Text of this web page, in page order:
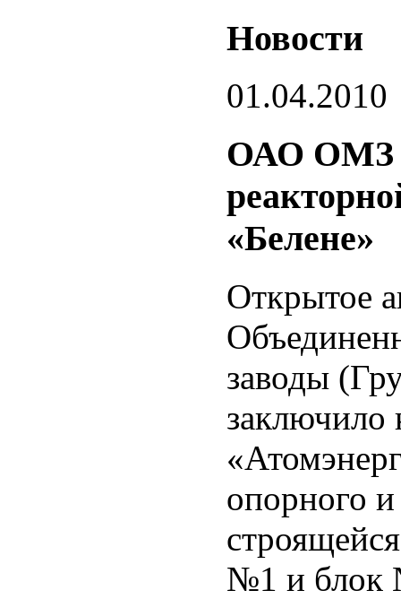
Новости
01.04.2010
ОАО ОМЗ
«Белене»
Открытое
заводы
заключило
опорного
№1 и блок